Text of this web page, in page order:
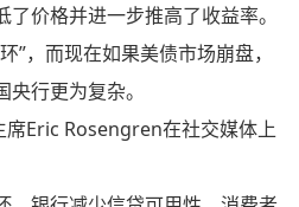
价格并进一步推高了收益率。
”，而现在如果美债市场崩盘，
行更为复杂。
席Eric Rosengren在社交媒体上